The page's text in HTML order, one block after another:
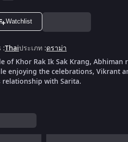
Watchlist
:Thaiประเภท :ดราม่า
of Khor Rak Ik Sak Krang,
enjoying the celebrations, Vikrant
with Sarita.